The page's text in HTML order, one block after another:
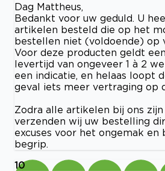
Dag Mattheus,
Bedankt voor uw geduld. U
artikelen besteld die op het
bestellen niet (voldoende) op
Voor deze producten geldt
levertijd van ongeveer 1 à 2
een indicatie, en helaas loopt
geval iets meer vertraging op
Zodra alle artikelen bij ons
verzenden wij uw bestelling
excuses voor het ongemak en
begrip.
10